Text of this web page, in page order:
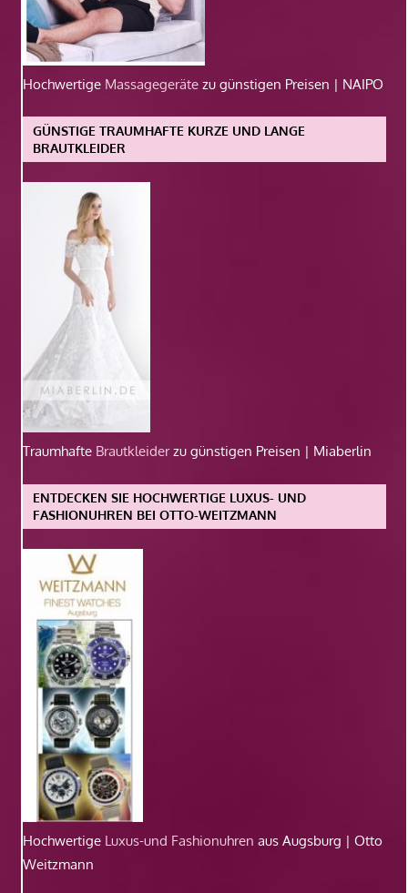
Hochwertige Massagegeräte zu günstigen Preisen | NAIPO
GÜNSTIGE TRAUMHAFTE KURZE UND LANGE
BRAUTKLEIDER
Traumhafte Brautkleiderzu günstigen Preisen | Miaberlin
ENTDECKEN SIE HOCHWERTIGE LUXUS- UND
FASHIONUHREN BEI OTTO-WEITZMANN
Hochwertige Luxus-und Fashionuhren aus Augsburg | Otto
Weitzmann